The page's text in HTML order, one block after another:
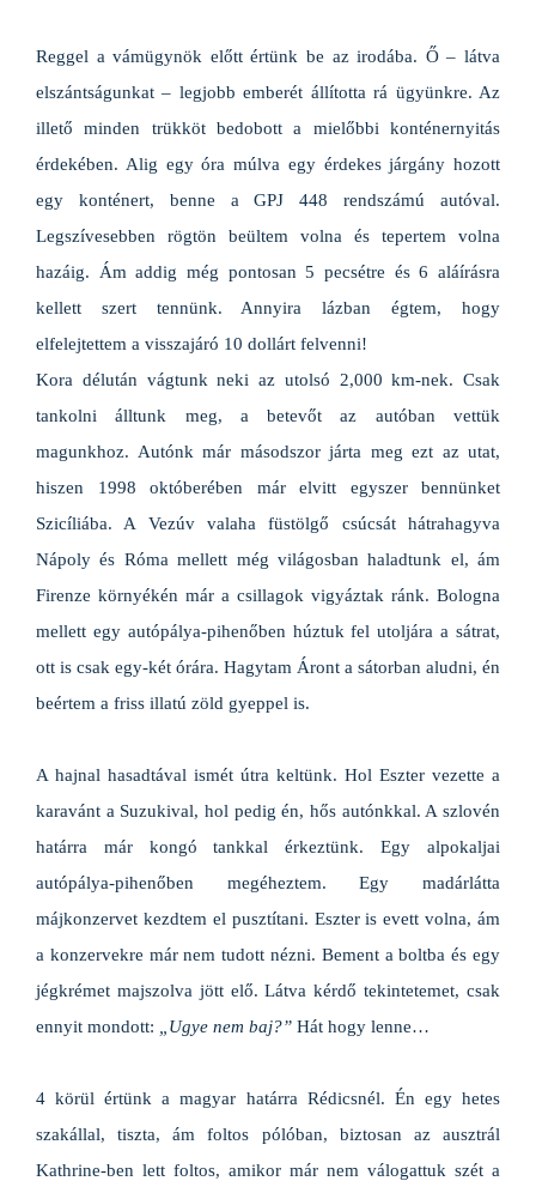
Reggel a vámügynök előtt értünk be az irodába. Ő – látva
elszántságunkat – legjobb emberét állította rá ügyünkre. Az
illető minden trükköt bedobott a mielőbbi konténernyitás
érdekében. Alig egy óra múlva egy érdekes járgány hozott
egy konténert, benne a GPJ 448 rendszámú autóval.
Legszívesebben rögtön beültem volna és tepertem volna
hazáig. Ám addig még pontosan 5 pecsétre és 6 aláírásra
kellett szert tennünk. Annyira lázban égtem, hogy
elfelejtettem a visszajáró 10 dollárt felvenni!
Kora délután vágtunk neki az utolsó 2,000 km-nek. Csak
tankolni álltunk meg, a betevőt az autóban vettük
magunkhoz. Autónk már másodszor járta meg ezt az utat,
hiszen 1998 októberében már elvitt egyszer bennünket
Szicíliába. A Vezúv valaha füstölgő csúcsát hátrahagyva
Nápoly és Róma mellett még világosban haladtunk el, ám
Firenze környékén már a csillagok vigyáztak ránk. Bologna
mellett egy autópálya-pihenőben húztuk fel utoljára a sátrat,
ott is csak egy-két órára. Hagytam Áront a sátorban aludni, én
beértem a friss illatú zöld gyeppel is.
A hajnal hasadtával ismét útra keltünk. Hol Eszter vezette a
karavánt a Suzukival, hol pedig én, hős autónkkal. A szlovén
határra már kongó tankkal érkeztünk. Egy alpokaljai
autópálya-pihenőben megéheztem. Egy madárlátta
májkonzervet kezdtem el pusztítani. Eszter is evett volna, ám
a konzervekre már nem tudott nézni. Bement a boltba és egy
jégkrémet majszolva jött elő. Látva kérdő tekintetemet, csak
ennyit mondott:
„Ugye nem baj?” Hát hogy lenne…
4 körül értünk a magyar határra Rédicsnél. Én egy hetes
szakállal, tiszta, ám foltos pólóban, biztosan az ausztrál
Kathrine-ben lett foltos, amikor már nem válogattuk szét a